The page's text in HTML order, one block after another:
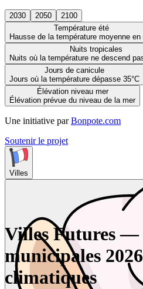
2030 2050
2100
Température été
Hausse de la température moyenne en
Nuits tropicales
Nuits où la température ne descend
Jours de canicule
Jours où la température dépasse 35°C
Élévation niveau mer
Élévation prévue du niveau de la mer
Une initiative par Bonpote.com
Soutenir le projet
Villes
Villes Futures —
municipales
climatiques